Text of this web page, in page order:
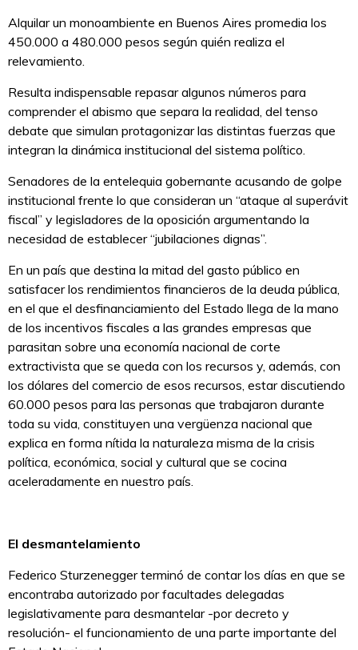
Alquilar un monoambiente en Buenos Aires promedia los
450.000 a 480.000 pesos según quién realiza el
relevamiento.
Resulta indispensable repasar algunos números para
comprender el abismo que separa la realidad, del tenso
debate que simulan protagonizar las distintas fuerzas que
integran la dinámica institucional del sistema político.
Senadores de la entelequia gobernante acusando de golpe
institucional frente lo que consideran un “ataque al superávit
fiscal” y legisladores de la oposición argumentando la
necesidad de establecer “jubilaciones dignas”.
En un país que destina la mitad del gasto público en
satisfacer los rendimientos financieros de la deuda pública,
en el que el desfinanciamiento del Estado llega de la mano
de los incentivos fiscales a las grandes empresas que
parasitan sobre una economía nacional de corte
extractivista que se queda con los recursos y, además, con
los dólares del comercio de esos recursos, estar discutiendo
60.000 pesos para las personas que trabajaron durante
toda su vida, constituyen una vergüenza nacional que
explica en forma nítida la naturaleza misma de la crisis
política, económica, social y cultural que se cocina
aceleradamente en nuestro país.
El desmantelamiento
Federico Sturzenegger terminó de contar los días en que se
encontraba autorizado por facultades delegadas
legislativamente para desmantelar -por decreto y
resolución- el funcionamiento de una parte importante del